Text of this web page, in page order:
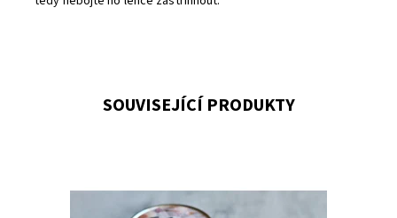
SOUVISEJÍCÍ PRODUKTY
Hrnek ovocného čaje.